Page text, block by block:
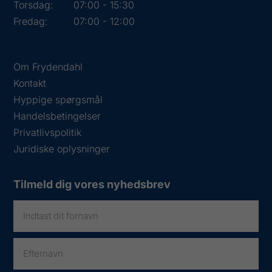
Torsdag:
07:00 - 15:30
Fredag:
07:00 - 12:00
Om Frydendahl
Kontakt
Hyppige spørgsmål
Handelsbetingelser
Privatlivspolitik
Juridiske oplysninger
Tilmeld dig vores nyhedsbrev